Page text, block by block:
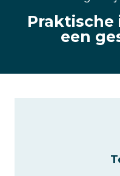
Praktische
een